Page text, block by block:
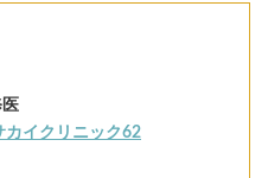
カイクリニック62